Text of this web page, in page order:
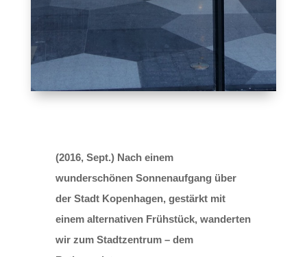
(2016, Sept.) Nach einem
wunderschönen Sonnenaufgang über
der Stadt Kopenhagen, gestärkt mit
einem alternativen Frühstück, wanderten
wir zum Stadtzentrum – dem